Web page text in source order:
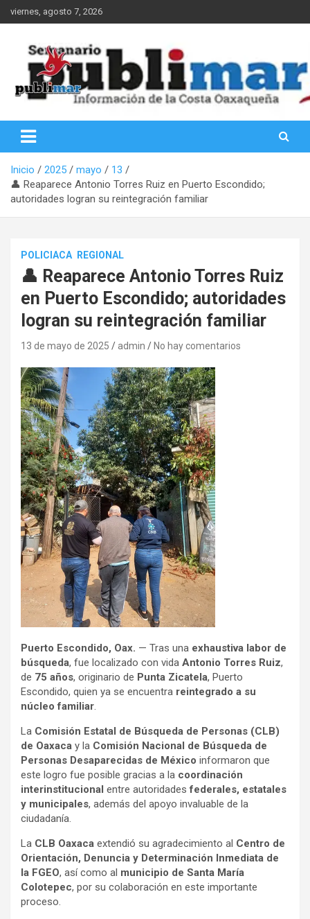
Saltar
al
viernes, agosto 7, 2026
PubliMar
Inicio 2025 mayo
13
👤 Reaparece Antonio Torres Ruiz en Puerto Escondido;
autoridades logran su reintegración familiar
POLICIACA REGIONAL
👤 Reaparece Antonio Torres Ruiz
en Puerto Escondido; autoridades
logran su reintegración familiar
13 de mayo de 2025 admin No hay comentarios
Puerto Escondido, Oax. — Tras una exhaustiva labor de
búsqueda, fue localizado con vida Antonio Torres Ruiz,
de 75 años, originario de Punta Zicatela, Puerto
Escondido, quien ya se encuentra reintegrado a su
núcleo familiar
La Comisión Estatal de Búsqueda de Personas (CLB)
de Oaxaca y la Comisión Nacional de Búsqueda de
Personas Desaparecidas de México informaron que
este logro fue posible gracias a la coordinación
interinstitucional entre autoridadesfederales, estatales
y municipales, además del apoyo invaluable de la
ciudadanía.
La CLB Oaxaca extendió su agradecimiento al Centro de
Orientación, Denuncia y Determinación Inmediata de
la FGEO, así como al municipio de Santa María
Colotepec, por su colaboración en este importante
proceso.